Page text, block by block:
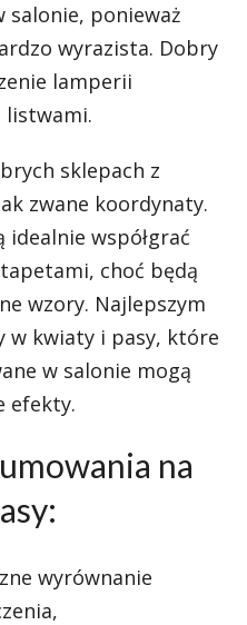
salonie, ponieważ
wyrazista. Dobry
lamperii
listwami.
sklepach z
zwane koordynaty.
współgrać
choć będą
wzory. Najlepszym
w kwiaty i pasy, które
w salonie mogą
efekty.
na
wyrównanie